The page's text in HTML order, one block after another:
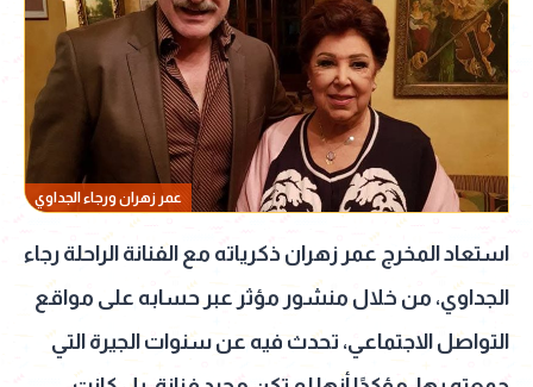
عمر زهران ورجاء الجداوي
استعاد المخرج عمر زهران ذكرياته مع الفنانة الراحلة رجاء
الجداوي، من خلال منشور مؤثر عبر حسابه على مواقع
التواصل الاجتماعي، تحدث فيه عن سنوات الجيرة التي